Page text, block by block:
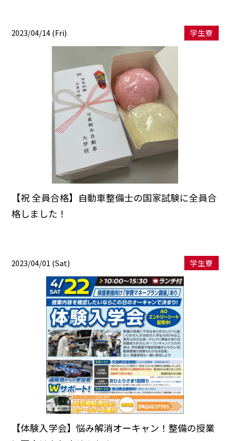
2023/04/14 (Fri) 学生寮
【祝 全員合格】自動車整備士の国家試験に全員合
格しました！
2023/04/01 (Sat) 学生寮
【体験入学会】悩み解消オーキャン！整備の授業